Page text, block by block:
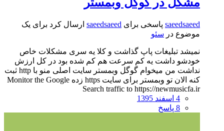
مشکل در گوگل وبمستر
saeedsaeed پاسخی برای saeedsaeed ارسال کرد برای یک
موضوع در سئو
نمیشد تبلیغات پاپ گذاشت و کلا یه سری مشکلات خاص
خودشو داشت یه کم سرعت هم کم شده بود در کل ارزش
نداشت من میخوام گوگل وبمستر سایت اصلی منو با http ثبت
کنه الان تو وبمستر برای سایت https زده Monitor the Google
Search traffic to https://newmusicfa.ir
4 اسفند 1395
8 پاسخ